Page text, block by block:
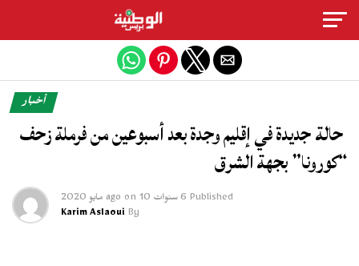
أخبار
حالة جديدة في إقليم وجدة بعد أسبوعين من فرملة زحف
“كورونا” بجهة الشرق
Published 6 سنوات ago on 10 مايو 2020
By
Karim Aslaoui
Exit mobile version